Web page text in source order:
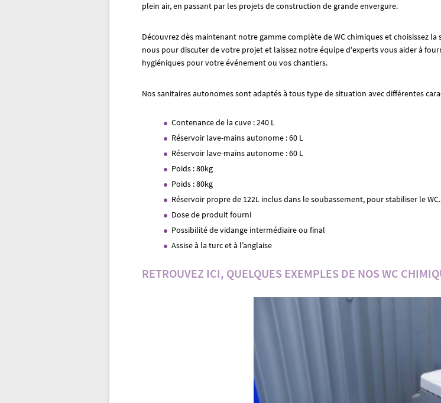
plein air, en passant par les projets de construction de grande envergure.
Découvrez dès maintenant notre gamme complète de WC chimiques et choisissez
nous pour discuter de votre projet et laissez notre équipe d'experts vous aider à
hygiéniques pour votre événement ou vos chantiers.
Nos sanitaires autonomes sont adaptés à tous type de situation avec différentes
Contenance de la cuve : 240 L
Réservoir lave-mains autonome : 60 L
Réservoir lave-mains autonome : 60 L
Poids : 80kg
Poids : 80kg
Réservoir propre de 122L inclus dans le soubassement, pour stabiliser le WC.
Dose de produit fourni
Possibilité de vidange intermédiaire ou final
Assise à la turc et à l’anglaise
RETROUVEZ ICI, QUELQUES EXEMPLES DE NOS WC